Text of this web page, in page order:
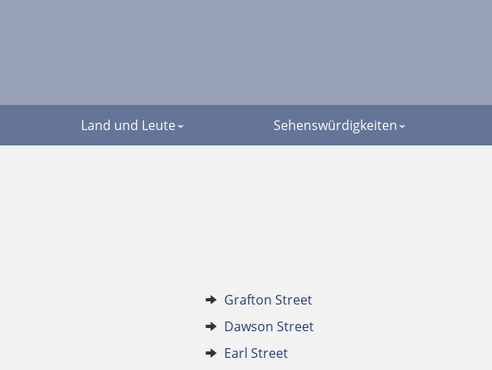
Land und Leute Sehenswürdigkeiten
Grafton Street
Dawson Street
Earl Street